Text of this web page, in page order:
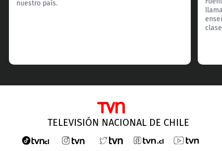
nuestro país.
TELEVISIÓN NACIONAL DE CHILE